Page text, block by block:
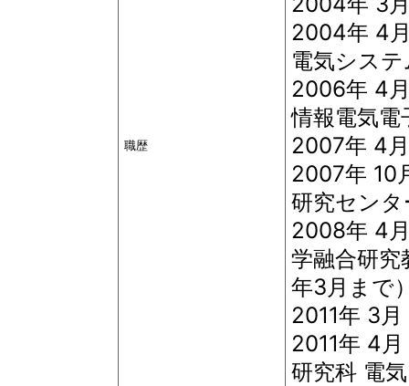
職歴
2004年 4
電気シス
2006年 4
情報電気
2007年 4
2007年
研究セン
2008年 4
学融合研
年3月まで
2011年 3
2011年 4
研究科 電